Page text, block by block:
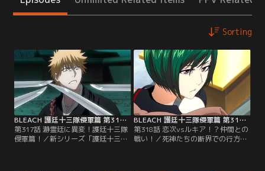
Sorting
BLEACH 護廷十三隊侵軍篇 第317話
第317話 瀞霊廷に異変！護廷十三隊
侵軍篇！／新シリーズ「護廷十三隊
BLEACH 護廷十三隊侵軍篇 第318話
第318話 恋次vsルキア！？仲間との
戦い！／死神たちの断界での行方不